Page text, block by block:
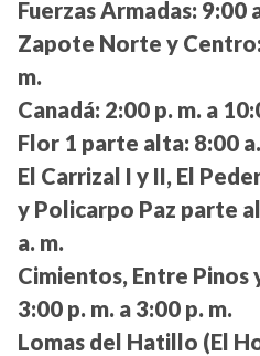
Fuerzas Armadas: 9:00
Zapote Norte y Centro:
m.
Canadá: 2:00 p. m. a
Flor 1 parte alta: 8:00
El Carrizal I y II, El
y Policarpo Paz parte
a. m.
Cimientos, Entre
3:00 p. m. a 3:00 p. m.
Lomas del Hatillo (El